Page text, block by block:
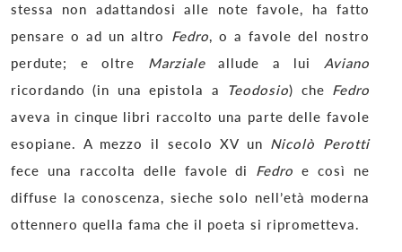
stessa non adattandosi alle note favole, ha fatto
pensare o ad un altro Fedro, o a favole del nostro
perdute; e oltre Marzialeallude a lui Aviano
ricordando (in una epistola a
Teodosio) che Fedro
aveva in cinque libri raccolto una parte delle favole
esopiane. A mezzo il secolo XV un Nicolò Perotti
fece una raccolta delle favole di Fedro e così ne
diffuse la conoscenza, sieche solo nell’età moderna
ottennero quella fama che il poeta si riprometteva.